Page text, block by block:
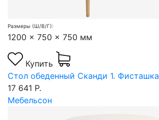
Размеры (Ш/В/Г):
1200 x 750 x 750 мм
Купить
Стол обеденный Сканди 1. Фисташка
17 641 Р.
Мебельсон